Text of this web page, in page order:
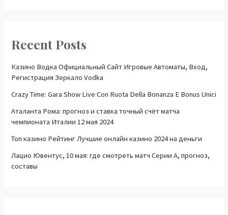
Recent Posts
Казино Водка Официальный Сайт Игровые Автоматы, Вход,
Регистрация Зеркало Vodka
Crazy Time: Gara Show Live Con Ruota Della Bonanza E Bonus Unici
Аталанта Рома: прогноз и ставка точный счёт матча
чемпионата Италии 12 мая 2024
Топ казино Рейтинг Лучшие онлайн казино 2024 на деньги
Лацио Ювентус, 10 мая: где смотреть матч Серии А, прогноз,
составы